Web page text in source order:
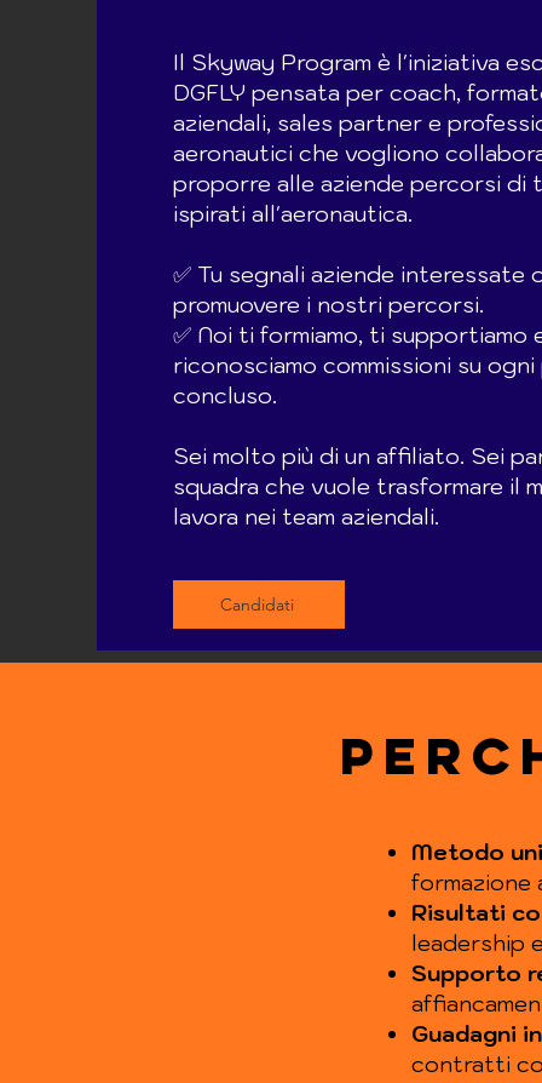
Il Skyway Program è l'iniziativa
DGFLY pensata per coach,
aziendali, sales partner e
aeronautici che vogliono
proporre alle aziende percorsi di
ispirati all'aeronautica.
✅ Tu segnali aziende interessate
promuovere i nostri percorsi.
✅ Noi ti formiamo, ti supportiamo
riconosciamo commissioni su
concluso.
Sei molto più di un affiliato. Sei
squadra che vuole trasformare il
lavora nei team aziendali.
Candidati
Metodo
formazione
Risultati
leadership
Supporto
Guadagni
contratti